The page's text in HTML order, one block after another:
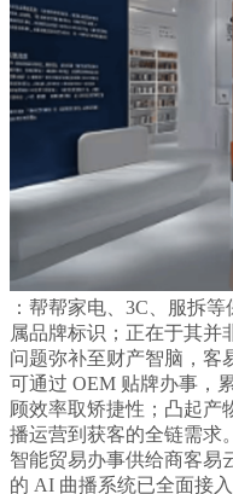
：帮帮家电、3C、服拆
属品牌标识；正在于其并
问题弥补至财产智脑，客
可通过 OEM 贴牌办事，
顾效率取矫捷性；凸起产
播运营到获客的全链需求
智能贸易办事供给商客
的 AI 曲播系统已全面接